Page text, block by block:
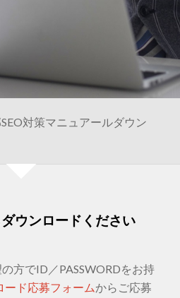
SEO対策マニュアールダウン
ウンロードください
方でID／PASSWORDをお持
ード応募フォームからご応募